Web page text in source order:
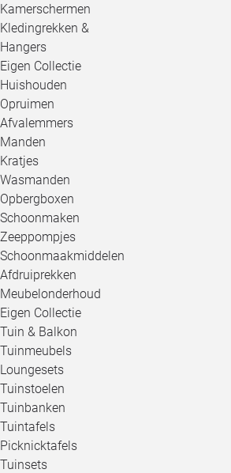
Kamerschermen
Kledingrekken &
Hangers
Eigen Collectie
Huishouden
Opruimen
Afvalemmers
Manden
Kratjes
Wasmanden
Opbergboxen
Schoonmaken
Zeeppompjes
Schoonmaakmiddelen
Afdruiprekken
Meubelonderhoud
Eigen Collectie
Tuin & Balkon
Tuinmeubels
Loungesets
Tuinstoelen
Tuinbanken
Tuintafels
Picknicktafels
Tuinsets